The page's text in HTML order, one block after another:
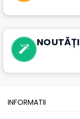
NOUTĂȚI
INFORMATII